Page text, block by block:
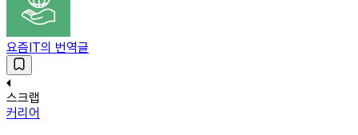
요즘IT의 번역글
스크랩
커리어